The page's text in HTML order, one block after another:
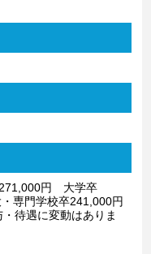
271,000円 大学卒
専門学校卒241,000円
待遇に変動はありま